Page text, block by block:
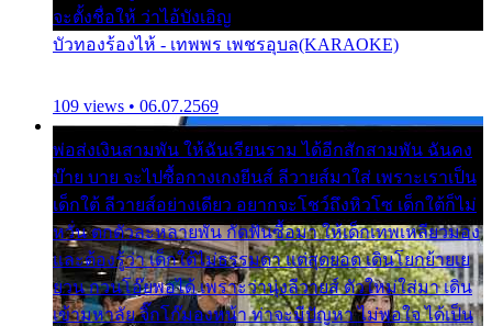
จะตั้งชื่อให้ ว่าไอ้บังเอิญ
บัวทองร้องไห้ - เทพพร เพชรอุบล(KARAOKE)
109 views • 06.07.2569
พ่อส่งเงินสามพัน ให้ฉันเรียนราม ได้อีกสักสามพัน ฉันคง
บ๊าย บาย จะไปซื้อกางเกงยีนส์ ลีวายส์มาใส่ เพราะเราเป็น
เด็กใต้ ลีวายส์อย่างเดียว อยากจะโชว์ถึงหิวโซ เด็กใต้ก็ไม่
หวั่น ตกตัวละหลายพัน กัดฟันซื้อมา ให้เด็กเทพเหลียวมอง
และต้องรู้ว่า เด็กใต้ไม่ธรรมดา แต่สุดยอด เดินโยกย้ายเย
ยวน กวนโอ๊ยพอได้ เพราะว่านุ่งลีวายส์ ตัวใหม่ใส่มา เดิน
เข้ามหาลัย จิ๊กโก๊มองหน้า ท่าจะมีปัญหา ไม่พอใจ ได้เป็น